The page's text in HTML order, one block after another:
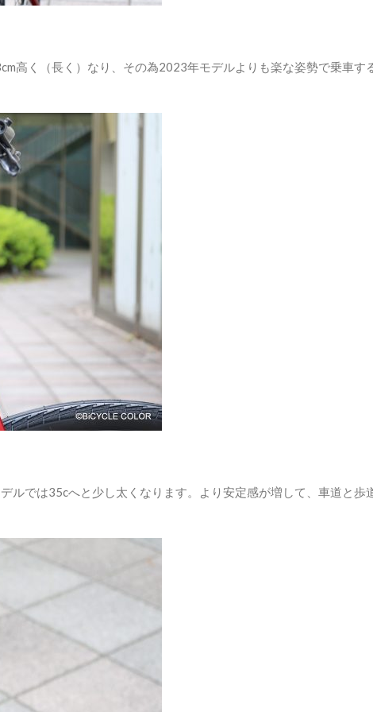
高く（長く）なり、その為2023年モデルよりも楽な姿勢で乗車す
ルでは35cへと少し太くなります。より安定感が増して、車道と歩